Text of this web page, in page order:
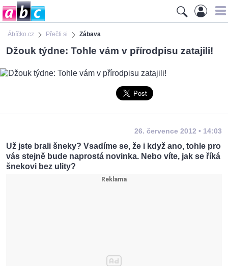
Ábíčko.cz Přečti si Zábava
Džouk týdne: Tohle vám v přírodpisu zatajili!
26. července 2012 • 14:03
Už jste brali šneky? Vsadíme se, že i když ano, tohle pro
vás stejně bude naprostá novinka. Nebo víte, jak se říká
šnekovi bez ulity?